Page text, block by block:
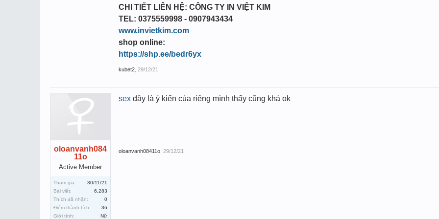
CHI TIẾT LIÊN HỆ: CÔNG TY IN VIỆT KIM
TEL: 0375559998 - 0907943434
www.invietkim.com
shop online:
https://shp.ee/bedr6yx
kubet2 29/12/21
oloanvanh084
11o
Active Member
Tham gia:
30/11/21
Bài viết:
6,283
Thích đã nhận:
0
Điểm thành tích:
36
Giới tính:
Nữ
sex đây là ý kiến của riêng mình thấy cũng khá ok
oloanvanh08411o 29/12/21